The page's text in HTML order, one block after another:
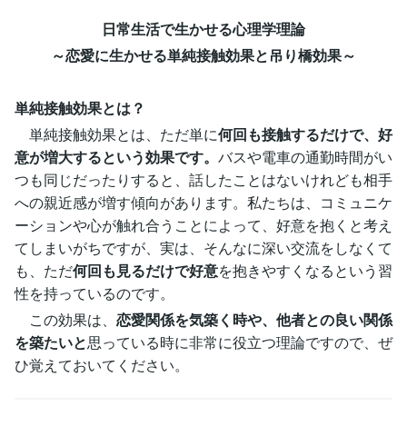
日常生活で生かせる心理学理論
～恋愛に生かせる単純接触効果と吊り橋効果～
単純接触効果とは？
単純接触効果とは、ただ単に何回も接触するだけで、好
意が増大するという効果です。 バスや電車の通勤時間がい
つも同じだったりすると、話したことはないけれども相手
への親近感が増す傾向があります。私たちは、コミュニケ
ーションや心が触れ合うことによって、好意を抱くと考え
てしまいがちですが、実は、そんなに深い交流をしなくて
も、ただ何回も見るだけで好意を抱きやすくなるという習
性を持っているのです。
この効果は、 恋愛関係を気築く時や、他者との良い関係
を築たいと思っている時に非常に役立つ理論ですので、ぜ
ひ覚えておいてください。